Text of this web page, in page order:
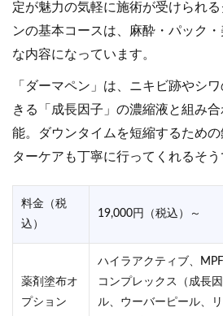
定が魅力の気軽に施術が受けられ
ンの基本コースは、麻酔・パック
な内容になっています。
「ダーマペン」は、ニキビ跡やシ
きる「成長因子」の濃縮液と組み合
能。ダウンタイムを短縮するため
ターケアも丁寧に行ってくれるそう
料金（税
込）
19,000円（税込）～
薬剤塗布オ
プション
ハイラアクティブ、
コンプレックス（成長
ル、ウーバーピール、